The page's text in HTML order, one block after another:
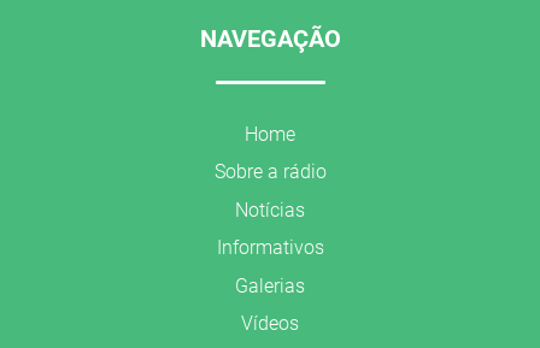
NAVEGAÇÃO
Home
Sobre a rádio
Notícias
Informativos
Galerias
Vídeos